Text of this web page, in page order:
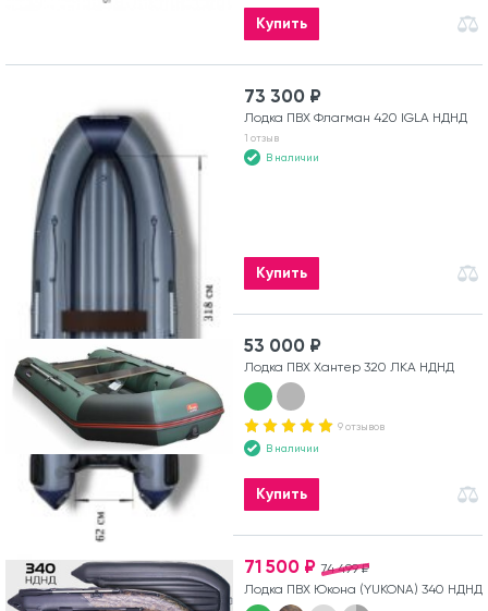
Купить
73 300 ₽
Лодка ПВХ Флагман 420 IGLA НДНД
1 отзыв
В наличии
Купить
53 000 ₽
Лодка ПВХ Хантер 320 ЛКА НДНД
9 отзывов
В наличии
Купить
74 499 ₽
71 500 ₽
Лодка ПВХ Юкона (YUKONA) 340 НДНД